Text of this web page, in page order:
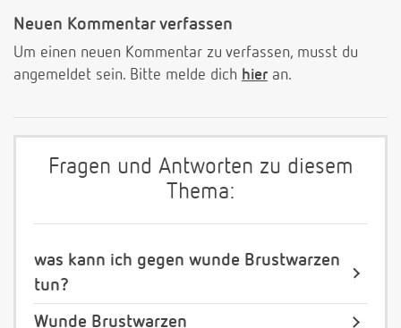
Neuen Kommentar verfassen
Um einen neuen Kommentar zu verfassen, musst du
angemeldet sein. Bitte melde dich hier an.
Fragen und Antworten zu diesem
Thema:
was kann ich gegen wunde Brustwarzen
tun?
Wunde Brustwarzen